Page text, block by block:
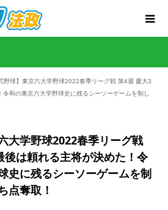
野球】東京六大学野球2022春季リーグ戦 第4週 慶大3
和の東京六大学野球史に残るシーソーゲームを制し
大学野球2022春季リーグ戦
後は頼れる主将が決めた！令
史に残るシーソーゲームを制
点奪取！